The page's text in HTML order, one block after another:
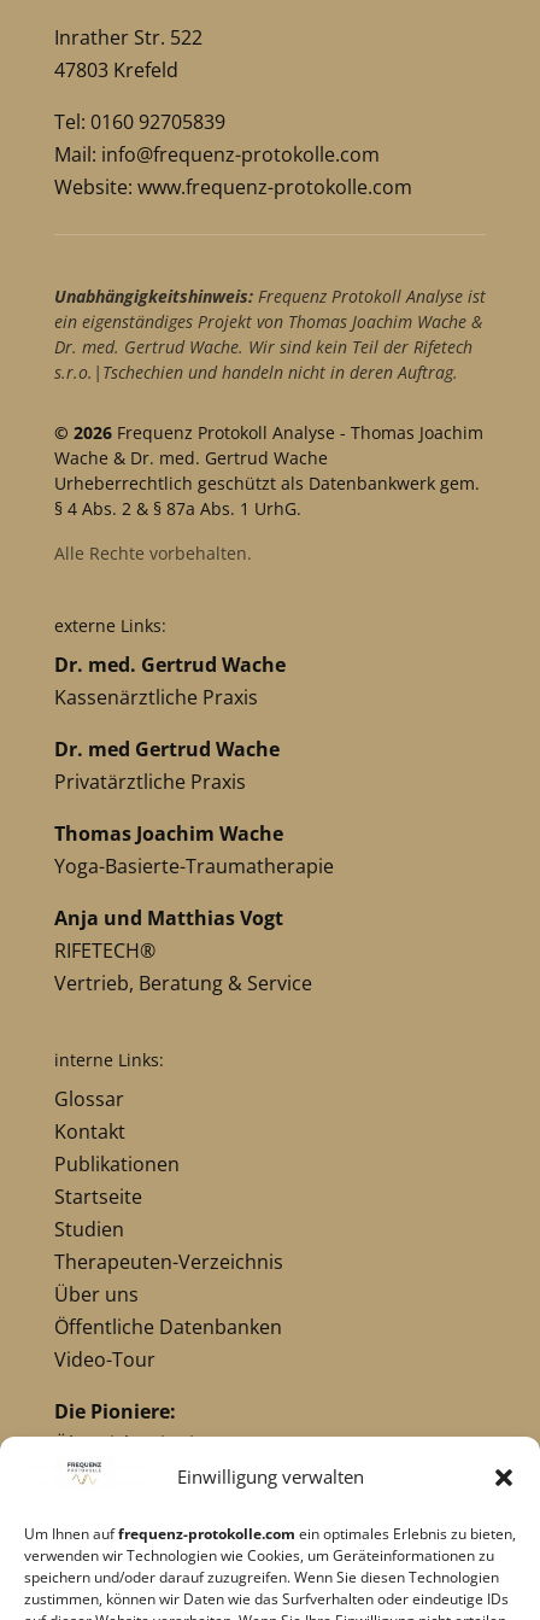
Einwilligung verwalten
Um Ihnen auffrequenz-protokolle.com ein optimales Erlebnis zu bieten,
verwenden wir Technologien wie Cookies, um Geräteinformationen zu
speichern und/oder darauf zuzugreifen. Wenn Sie diesen Technologien
zustimmen, können wir Daten wie das Surfverhalten oder eindeutige IDs
Inrather Str. 522
47803 Krefeld
Tel: 0160 92705839
Mail: info@frequenz-protokolle.com
Website: www.frequenz-protokolle.com
Unabhängigkeitshinweis:Frequenz Protokoll Analyse ist
ein eigenständiges Projekt von Thomas Joachim Wache &
Dr. med. Gertrud Wache. Wir sind kein Teil der Rifetech
s.r.o.|Tschechien und handeln nicht in deren Auftrag.
© 2026 Frequenz Protokoll Analyse - Thomas Joachim
Wache & Dr. med. Gertrud Wache
Urheberrechtlich geschützt als Datenbankwerk gem.
§ 4 Abs. 2 & § 87a Abs. 1 UrhG.
Alle Rechte vorbehalten.
externe Links:
Dr. med. Gertrud Wache
Kassenärztliche Praxis
Dr. med Gertrud Wache
Privatärztliche Praxis
Thomas Joachim Wache
Yoga-Basierte-Traumatherapie
Anja und Matthias Vogt
RIFETECH®
Vertrieb, Beratung & Service
interne Links:
Glossar
Kontakt
Publikationen
Startseite
Studien
Therapeuten-Verzeichnis
Über uns
Öffentliche Datenbanken
Video-Tour
Die Pioniere:
Übersicht Pioniere
Nikola Tesla
Dr. Hulda Clark
Robert C. Beck
Georges Lakhovsky